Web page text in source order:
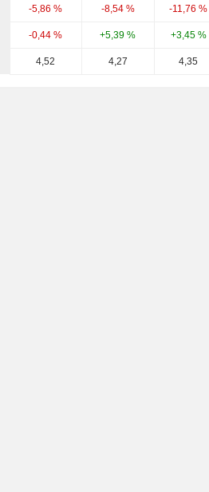
-5,86 % -8,54 % -11,76 %
-0,44 % +5,39 % +3,45 %
4,52 4,27 4,35